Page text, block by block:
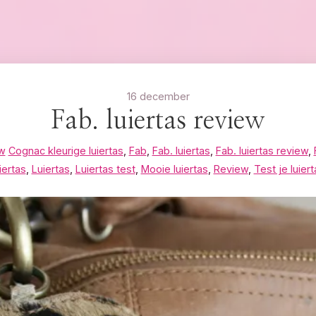
16 december
Fab. luiertas review
Cognac kleurige luiertas Fab Fab. luiertas Fab. luiertas review,
Luiertas Luiertas test, Mooie luiertas Review, Test je